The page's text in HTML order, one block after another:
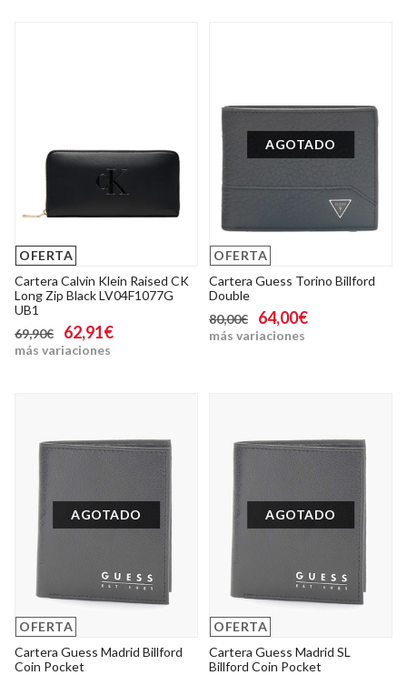
OFERTA
Cartera Calvin Klein Raised CK
Long Zip Black LV04F1077G
UB1
69,90€
62,91€
más variaciones
OFERTA
AGOTADO
Cartera Guess Torino Billford
Double
80,00€
64,00€
más variaciones
OFERTA
AGOTADO
Cartera Guess Madrid Billford
Coin Pocket
OFERTA
AGOTADO
Cartera Guess Madrid SL
Billford Coin Pocket